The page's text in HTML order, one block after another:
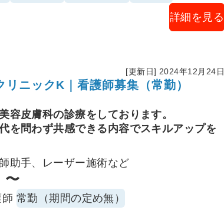
詳細を見る
[更新日] 2024年12月24日
リニックK｜看護師募集（常勤）
容皮膚科の診療をしております。
を問わず共感できる内容でスキルアップを
助手、レーザー施術など
〜
常勤（期間の定め無）